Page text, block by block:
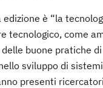
edizione è “la
tecnologico, come
buone pratiche
sviluppo di
presenti